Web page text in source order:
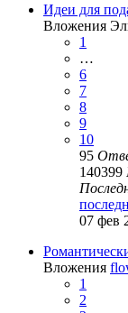
Идеи для
Вложения
1
…
6
7
8
9
10
95
140399
07 фев
Вложения
1
2